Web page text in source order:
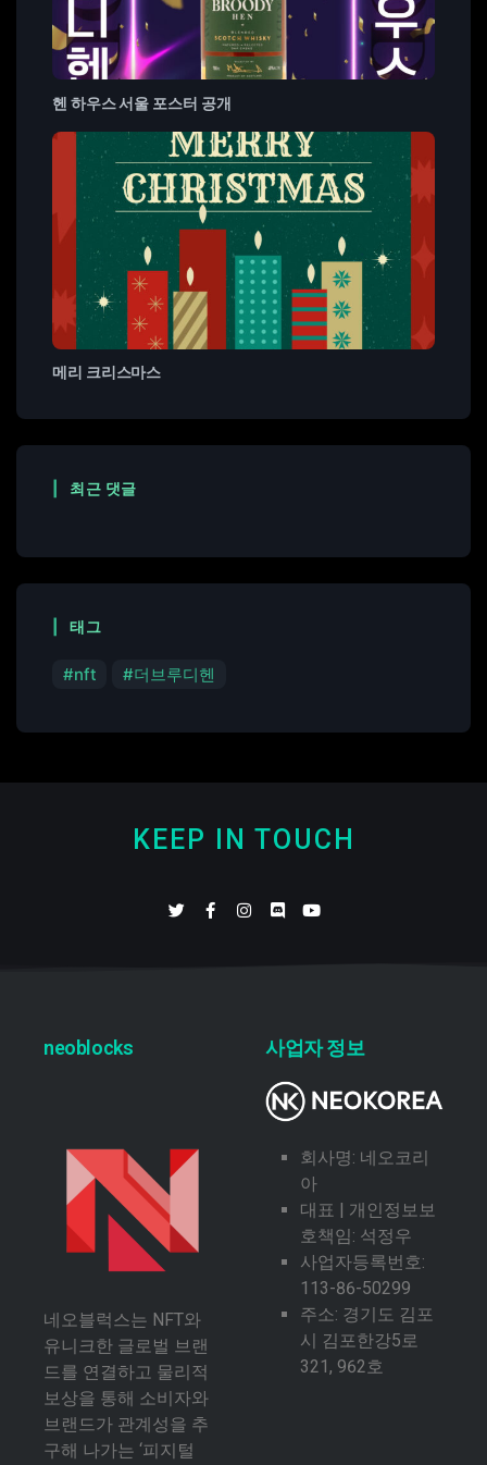
헨 하우스 서울 포스터 공개
메리 크리스마스
최근 댓글
태그
nft 더브루디헨
KEEP IN TOUCH
neoblocks
네오블럭스는 NFT와
유니크한 글로벌 브랜
드를 연결하고 물리적
보상을 통해 소비자와
브랜드가 관계성을 추
구해 나가는 ‘피지털
사업자 정보
회사명: 네오코리
아
대표 | 개인정보보
호책임: 석정우
사업자등록번호:
113-86-50299
주소: 경기도 김포
시 김포한강5로
321, 962호